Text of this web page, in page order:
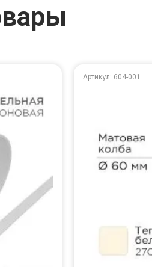
Артикул: 604-001